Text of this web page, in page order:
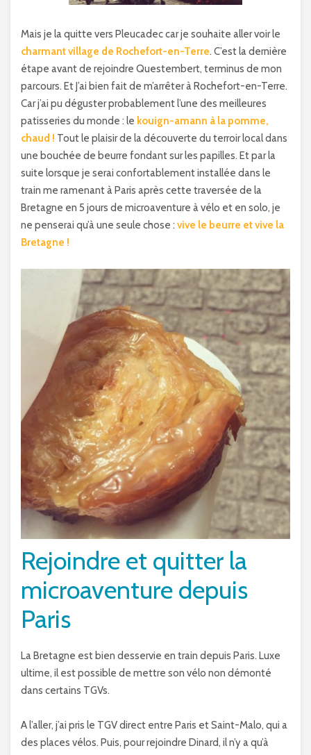
Mais je la quitte vers Pleucadec car je souhaite aller voir le
charmant village de Rochefort-en-Terre. C’est la dernière
étape avant de rejoindre Questembert, terminus de mon
parcours. Et J’ai bien fait de m’arrêter à Rochefort-en-Terre.
Car j’ai pu déguster probablement l’une des meilleures
patisseries du monde : le kouign-amann à la pomme,
chaud ! Tout le plaisir de la découverte du terroir local dans
une bouchée de beurre fondant sur les papilles. Et par la
suite lorsque je serai confortablement installée dans le
train me ramenant à Paris après cette traversée de la
Bretagne en 5 jours de microaventure à vélo et en solo, je
ne penserai qu’à une seule chose : vive le beurre et vive la
Bretagne !
Rejoindre et quitter la
microaventure depuis
Paris
La Bretagne est bien desservie en train depuis Paris. Luxe
ultime, il est possible de mettre son vélo non démonté
dans certains TGVs.
A l’aller, j’ai pris le TGV direct entre Paris et Saint-Malo, qui a
des places vélos. Puis, pour rejoindre Dinard, il n’y a qu’à